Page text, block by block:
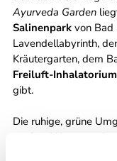
Ayurveda Garden
Salinenparkvon Bad
Lavendellabyrinth,
Kräutergarten, dem
Freiluft-Inhalatorium
gibt.
Die ruhige, grüne
sanften Wegen und
an eine Atmosphäre